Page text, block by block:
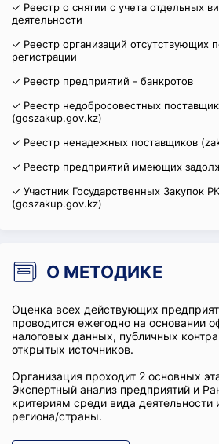
✓ Реестр о снятии с учета отдельных
деятельности
✓ Реестр организаций отсутствующих
регистрации
✓ Реестр предприятий - банкротов
✓ Реестр недобросовестных
(goszakup.gov.kz)
✓ Реестр ненадежных поставщиков
✓ Реестр предприятий имеющих
✓ Участник Государственных Закупок РК
(goszakup.gov.kz)
О МЕТОДИКЕ
Оценка всех действующих
проводится ежегодно на основании
налоговых данных, публичных
открытых источников.
Организация проходит 2 основных
Экспертный анализ предприятий и
критериям среди вида деятельности
региона/страны.